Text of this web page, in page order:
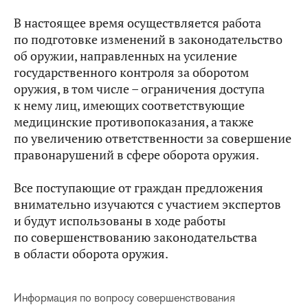
В настоящее время осуществляется работа
по подготовке изменений в законодательство
об оружии, направленных на усиление
государственного контроля за оборотом
оружия, в том числе – ограничения доступа
к нему лиц, имеющих соответствующие
медицинские противопоказания, а также
по увеличению ответственности за совершение
правонарушений в сфере оборота оружия.
Все поступающие от граждан предложения
внимательно изучаются с участием экспертов
и будут использованы в ходе работы
по совершенствованию законодательства
в области оборота оружия.
Информация по вопросу совершенствования